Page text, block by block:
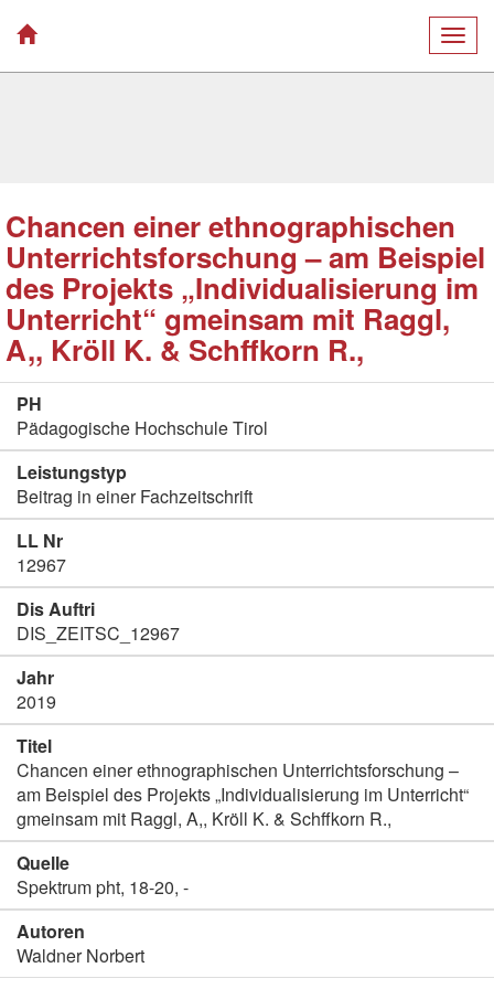
Chancen einer ethnographischen
Unterrichtsforschung – am Beispiel
des Projekts „Individualisierung im
Unterricht“ gmeinsam mit Raggl,
A,, Kröll K. & Schffkorn R.,
PH
Pädagogische Hochschule Tirol
Leistungstyp
Beitrag in einer Fachzeitschrift
LL Nr
12967
Dis Auftri
DIS_ZEITSC_12967
Jahr
2019
Titel
Chancen einer ethnographischen Unterrichtsforschung –
am Beispiel des Projekts „Individualisierung im Unterricht“
gmeinsam mit Raggl, A,, Kröll K. & Schffkorn R.,
Quelle
Spektrum pht, 18-20, -
Autoren
Waldner Norbert